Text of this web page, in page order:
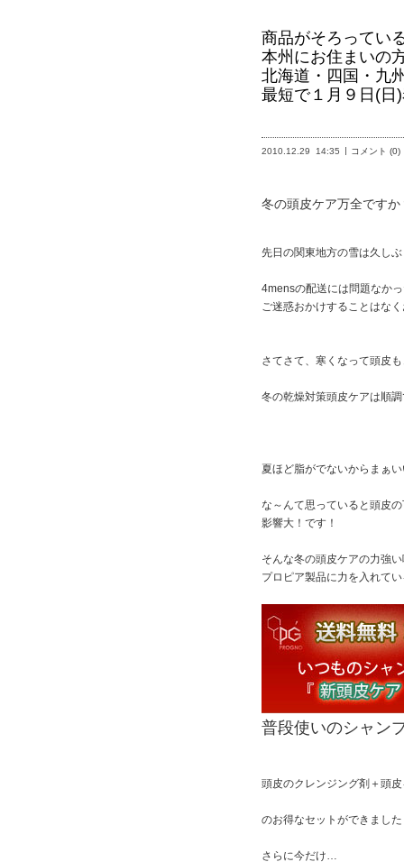
商品がそろってい
本州にお住まいの
北海道・四国・九
最短で１月９日(日
2010.12.29 14:35 コメント (0)
冬の頭皮ケア万全ですか
先日の関東地方の雪は久し
4mensの配送には問題なか
ご迷惑おかけすることはな
さてさて、寒くなって頭皮
冬の乾燥対策頭皮ケアは順
夏ほど脂がでないからまぁ
な～んて思っていると頭皮
影響大！です！
そんな冬の頭皮ケアの力強
プロピア製品に力を入れて
普段使いのシャン
頭皮のクレンジング剤＋頭
のお得なセットができまし
さらに今だけ…